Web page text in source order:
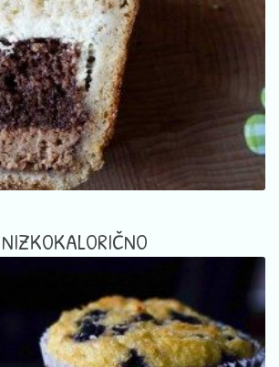
NIZKOKALORIČNO